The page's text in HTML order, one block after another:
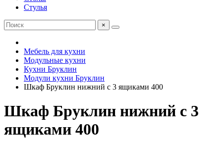
Стулья
×
Мебель для кухни
Модульные кухни
Кухни Бруклин
Модули кухни Бруклин
Шкаф Бруклин нижний с 3 ящиками 400
Шкаф Бруклин нижний с 3
ящиками 400